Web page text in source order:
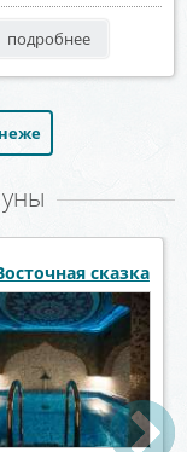
подробнее
сказка